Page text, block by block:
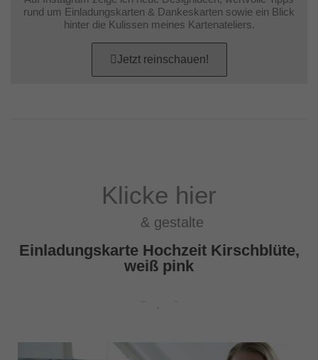
rund um Einladungskarten & Dankeskarten sowie ein Blick
hinter die Kulissen meines Kartenateliers.
Jetzt reinschauen!
Klicke hier
& gestalte
Einladungskarte Hochzeit Kirschblüte,
weiß pink